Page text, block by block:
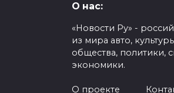
О нас:
«Новости Ру» -
из мира авто,
общества, политики,
экономики.
О проекте